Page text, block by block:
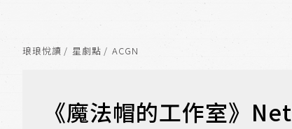
琅琅悅讀 星劇點 ACGN
《魔法帽的工作室》